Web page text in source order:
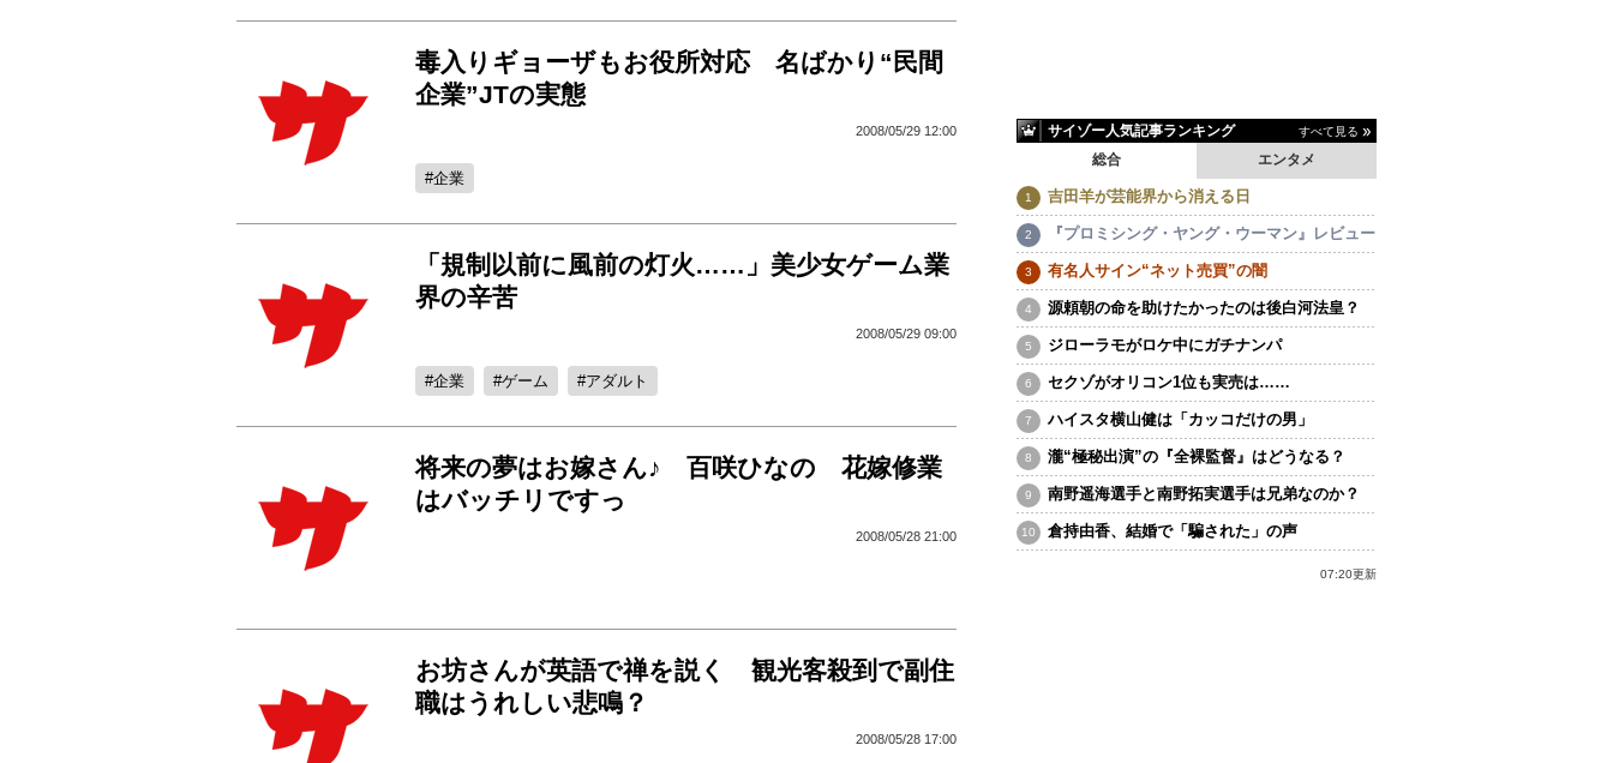
毒入りギョーザもお役所対応 名ばかり“民間
企業”JTの実態
2008/05/29 12:00
企業
「規制以前に風前の灯火……」美少女ゲーム業
界の辛苦
2008/05/29 09:00
企業 ゲーム アダルト
将来の夢はお嫁さん♪ 百咲ひなの 花嫁修業
はバッチリですっ
2008/05/28 21:00
お坊さんが英語で禅を説く 観光客殺到で副住
職はうれしい悲鳴？
2008/05/28 17:00
サイゾー人気記事ランキング すべて見る
エンタメ
総合
吉田羊が芸能界から消える日
『プロミシング・ヤング・ウーマン』レビュー
有名人サイン“ネット売買”の闇
源頼朝の命を助けたかったのは後白河法皇？
ジローラモがロケ中にガチナンパ
セクゾがオリコン1位も実売は……
ハイスタ横山健は「カッコだけの男」
瀧“極秘出演”の『全裸監督』はどうなる？
南野遥海選手と南野拓実選手は兄弟なのか？
倉持由香、結婚で「騙された」の声
07:20更新